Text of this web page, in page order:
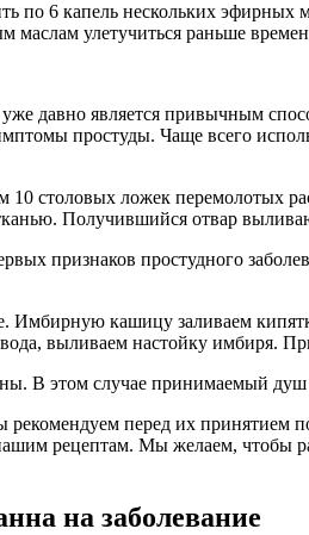
по 6 капель нескольких
маслам улетучиться раньше
давно является привычным
простуды. Чаще всего
столовых ложек перемолотых
Получившийся отвар
признаков простудного
Имбирную кашицу заливаем
выливаем настойку имбиря.
В этом случае принимаемый
перед их принятием
рецептам. Мы желаем, чтобы
на заболевание